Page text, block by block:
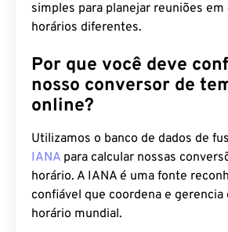
simples para planejar reuniões em
horários diferentes.
Por que você deve
nosso conversor de
online?
Utilizamos o banco de dados de
IANA para calcular nossas
horário. A IANA é uma fonte
confiável que coordena e gerencia
horário mundial.